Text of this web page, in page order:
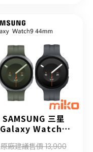
SAMSUNG 三星
Galaxy Watch9
原廠建議售價 13,900